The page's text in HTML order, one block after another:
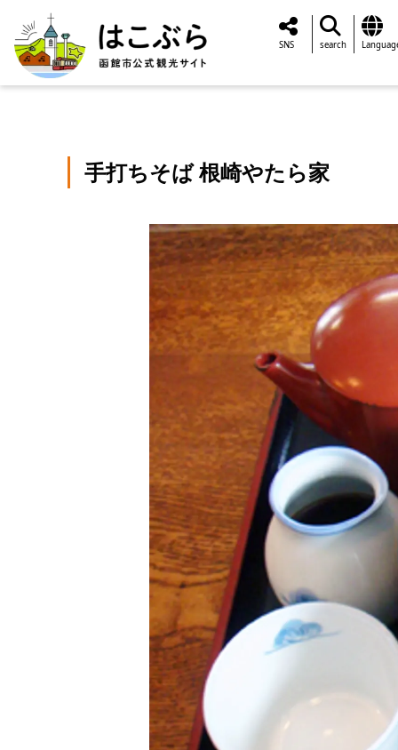
SNS search
手打ちそば 根崎やたら家